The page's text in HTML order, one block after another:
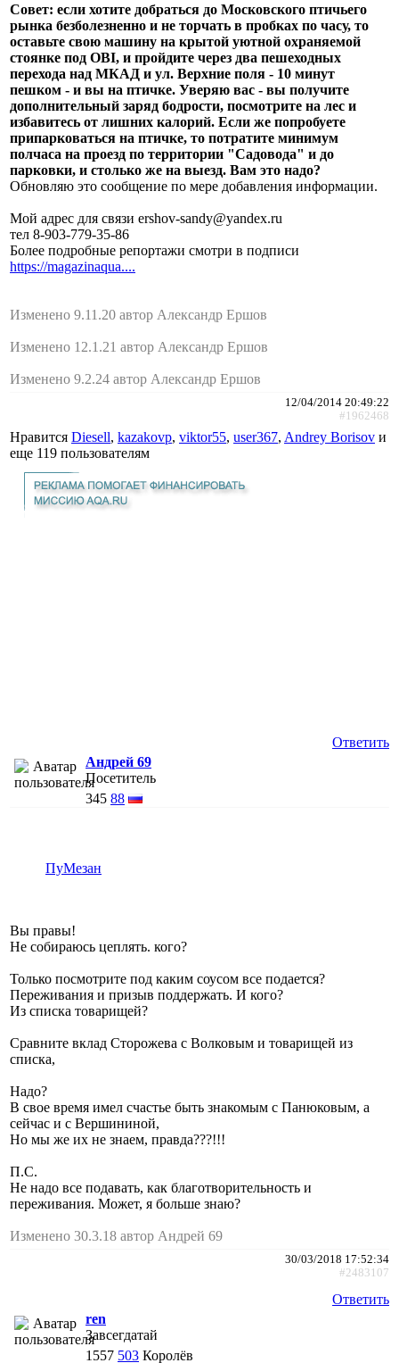
Совет: если хотите добраться до Московского птичьего
рынка безболезненно и не торчать в пробках по часу, то
оставьте свою машину на крытой уютной охраняемой
стоянке под OBI, и пройдите через два пешеходных
перехода над МКАД и ул. Верхние поля - 10 минут
пешком - и вы на птичке. Уверяю вас - вы получите
дополнительный заряд бодрости, посмотрите на лес и
избавитесь от лишних калорий. Если же попробуете
припарковаться на птичке, то потратите минимум
полчаса на проезд по территории "Садовода" и до
парковки, и столько же на выезд. Вам это надо?
Обновляю это сообщение по мере добавления информации.
Мой адрес для связи ershov-sandy@yandex.ru
тел 8-903-779-35-86
Более подробные репортажи смотри в подписи
https://magazinaqua....
Изменено 9.11.20 автор Александр Ершов
Изменено 12.1.21 автор Александр Ершов
Изменено 9.2.24 автор Александр Ершов
12/04/2014 20:49:22
#1962468
Нравится Diesell, kazakovp, viktor55, user367, Andrey Borisov и
еще 119 пользователям
Ответить
Андрей 69
Посетитель
345 88
ПуМезан
Вы правы!
Не собираюсь цеплять. кого?
Только посмотрите под каким соусом все подается?
Переживания и призыв поддержать. И кого?
Из списка товарищей?
Сравните вклад Сторожева с Волковым и товарищей из
списка,
Надо?
В свое время имел счастье быть знакомым с Панюковым, а
сейчас и с Вершининой,
Но мы же иx не знаем, правда???!!!
П.С.
Не надо все подавать, как благотворительность и
переживания. Может, я больше знаю?
Изменено 30.3.18 автор Андрей 69
30/03/2018 17:52:34
#2483107
Ответить
ren
Завсегдатай
1557 503 Королёв